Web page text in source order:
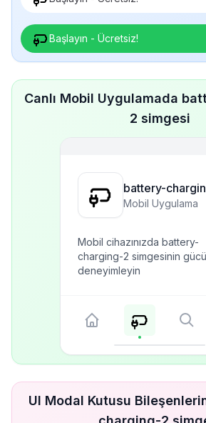
Başlayın - Ücretsiz!
Canlı Mobil Uygulamada
2 simgesi
battery-
Mobil Uygulama
Mobil cihazınızda battery-
charging-2 simgesinin
deneyimleyin
UI Modal Kutusu